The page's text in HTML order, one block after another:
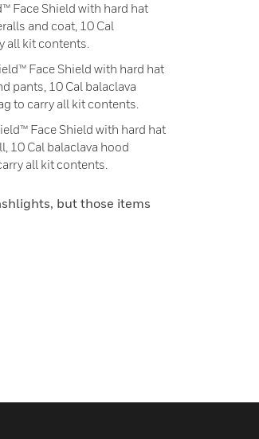
Face Shield with hard hat
and coat, 10 Cal
all kit contents.
Face Shield with hard hat
pants, 10 Cal balaclava
to carry all kit contents.
Face Shield with hard hat
10 Cal balaclava hood
all kit contents.
but those items